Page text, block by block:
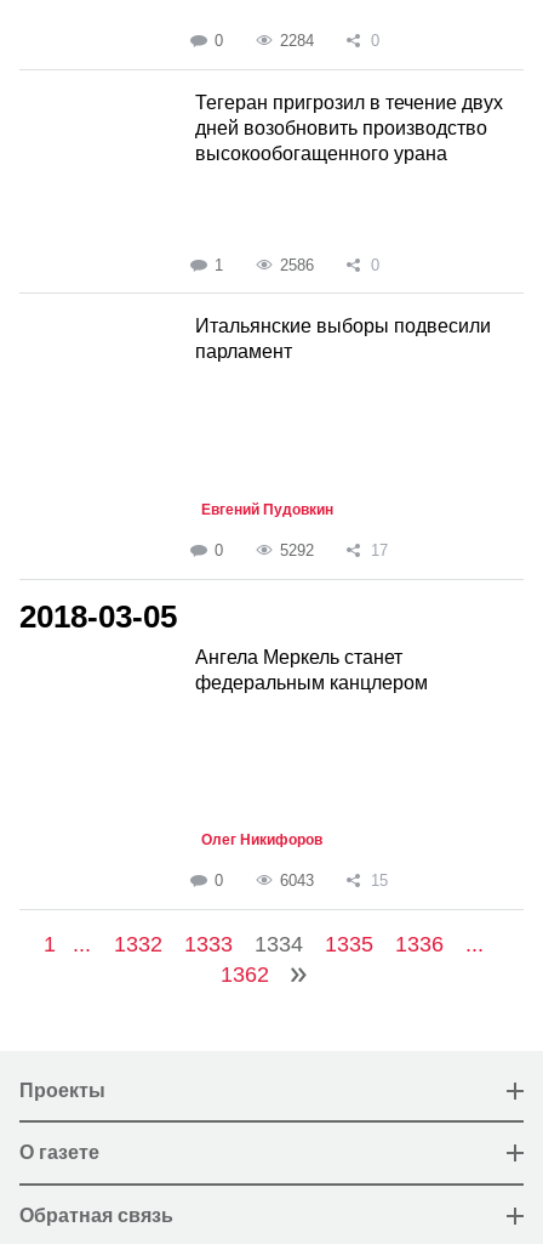
0 2284 0
Тегеран пригрозил в течение двух
дней возобновить производство
высокообогащенного урана
1 2586 0
Итальянские выборы подвесили
парламент
Евгений Пудовкин
0 5292 17
2018-03-05
Ангела Меркель станет
федеральным канцлером
Олег Никифоров
0 6043 15
1 ... 1332 1333 1334 1335 1336
...
1362
Проекты
О газете
Обратная связь